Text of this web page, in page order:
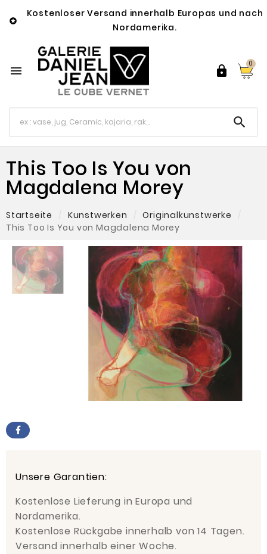

Kostenloser Versand innerhalb Europas und nach
Nordamerika.
 
0

This Too Is You von
Magdalena Morey
Startseite Kunstwerken
Originalkunstwerke
This Too Is You von Magdalena Morey
Unsere Garantien:
Kostenlose Lieferung in Europa und
Nordamerika.
Kostenlose Rückgabe innerhalb von 14 Tagen.
Versand innerhalb einer Woche.